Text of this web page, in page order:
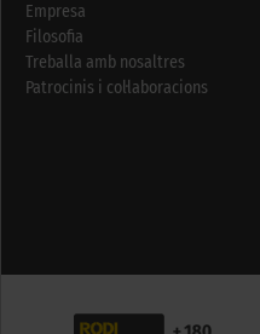
Empresa
Filosofia
Treballa amb nosaltres
Patrocinis i col·laboracions